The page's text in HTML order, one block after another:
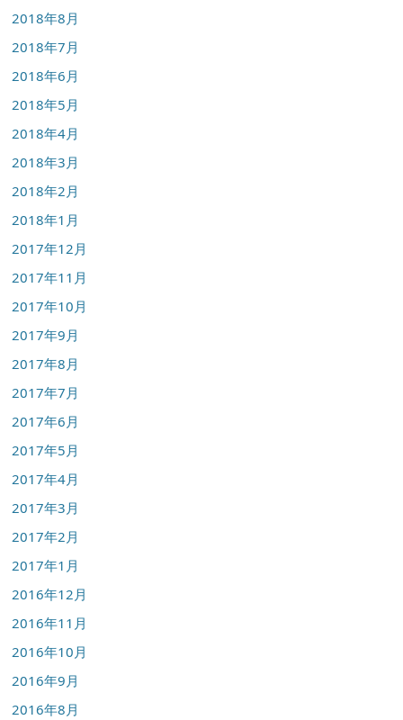
2018年8月
2018年7月
2018年6月
2018年5月
2018年4月
2018年3月
2018年2月
2018年1月
2017年12月
2017年11月
2017年10月
2017年9月
2017年8月
2017年7月
2017年6月
2017年5月
2017年4月
2017年3月
2017年2月
2017年1月
2016年12月
2016年11月
2016年10月
2016年9月
2016年8月